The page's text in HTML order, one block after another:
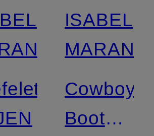
ISABEL
MARANT
Cowboy
Boots